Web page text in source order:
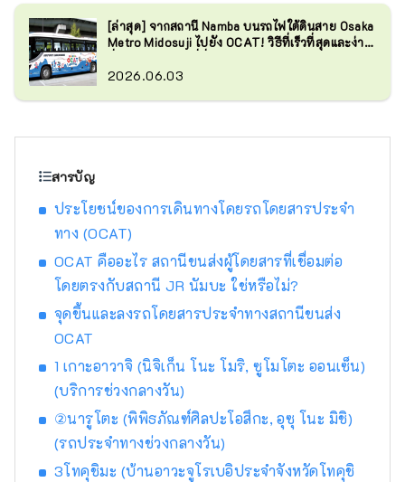
[ล่าสุด] จากสถานี Namba บนรถไฟใต้ดินสาย Osaka
Metro Midosuji ไปยัง OCAT! วิธีที่เร็วที่สุดและง่าย
2026.06.03
สารบัญ
ประโยชน์ของการเดินทางโดยรถโดยสารประจำ
ทาง (OCAT)
OCAT คืออะไร สถานีขนส่งผู้โดยสารที่เชื่อมต่อ
โดยตรงกับสถานี JR นัมบะ ใช่หรือไม่?
จุดขึ้นและลงรถโดยสารประจำทางสถานีขนส่ง
OCAT
1 เกาะอาวาจิ (นิจิเก็น โนะ โมริ, ซูโมโตะ ออนเซ็น)
(บริการช่วงกลางวัน)
②นารูโตะ (พิพิธภัณฑ์ศิลปะโอสึกะ, อุซุ โนะ มิชิ)
(รถประจำทางช่วงกลางวัน)
3โทคุชิมะ (บ้านอาวะจูโรเบอิประจำจังหวัดโทคุชิ